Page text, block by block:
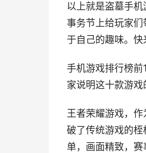
以上就是盗墓手
事务节上给玩家
于自己的趣味。快
手机游戏排行榜
家说明这十款游戏
王者荣耀游戏，
破了传统游戏的
单，画面精致，赛